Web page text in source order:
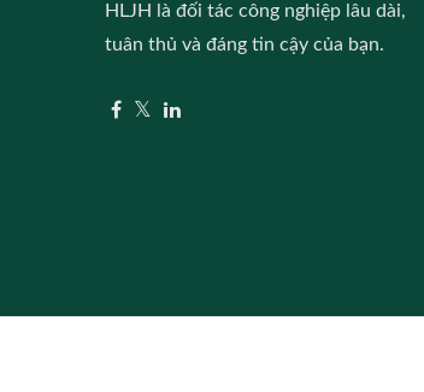
HLJH là đối tác công nghiệp lâu dài,
tuân thủ và đáng tin cậy của bạn.